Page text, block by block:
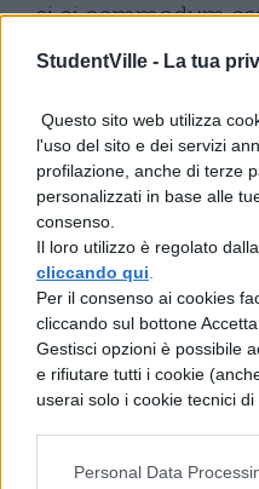
StudentVille - La tua
Questo sito web utilizza
l'uso del sito e dei servizi
profilazione, anche di terze
personalizzati in base alle
consenso.
Il loro utilizzo è regolato
cliccando qui
Per il consenso ai cookies
cliccando sul bottone
Gestisci opzioni è possibile
e rifiutare tutti i cookie
userai solo i cookie tecnici di
Personal Data
si ei commodum
posse omnem
112Animadverterat
scientia olearum
idem primus
Astyage
regnante facta est
Paragrafo 50
Multa medici multa
agricolae etiam